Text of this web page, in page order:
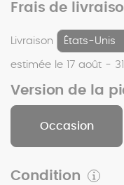
Frais de
Livraison
estimée le 17 août -
Version de la
Occasion
Condition